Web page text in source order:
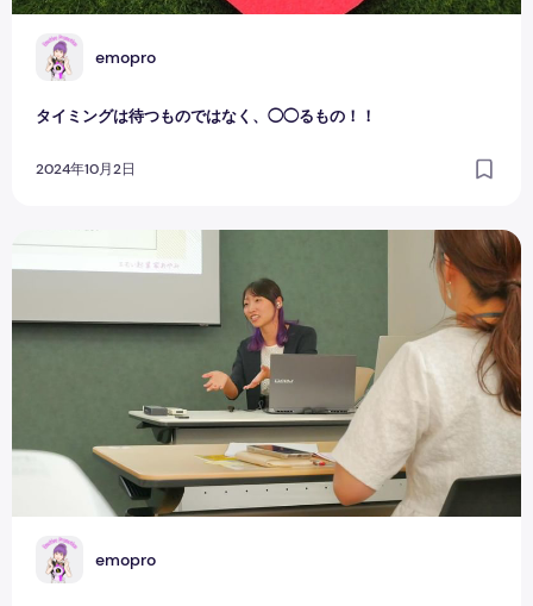
E emopro
タイミングは待つものではなく、◯◯るもの！！
2024年10月2日
E emopro
一番投資すべき場所と、してはいけない場所。